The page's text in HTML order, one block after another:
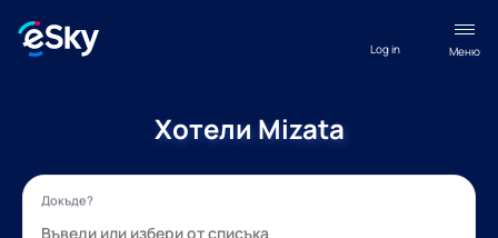
Меню
Log in
Хотели Mizata